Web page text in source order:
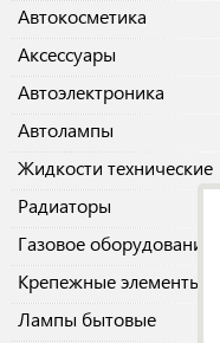
Автокосметика
Аксессуары
Автоэлектроника
Автолампы
Жидкости технические
Радиаторы
Газовое оборудование
Крепежные элементы
Лампы бытовые